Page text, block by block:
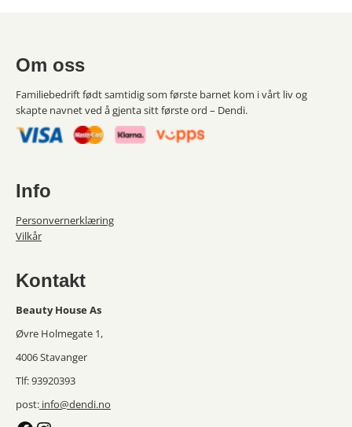
Om oss
Familiebedrift født samtidig som første barnet kom i vårt liv og
skapte navnet ved å gjenta sitt første ord – Dendi.
Info
Personvernerklæring
Vilkår
Kontakt
Beauty House As
Øvre Holmegate 1,
4006 Stavanger
Tlf: 93920393
post: info@dendi.no